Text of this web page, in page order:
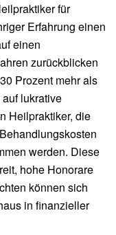
für
Erfahrung einen
einen
zurückblicken
Prozent mehr als
lukrative
Heilpraktiker, die
werden. Diese
hohe Honorare
können sich
in finanzieller